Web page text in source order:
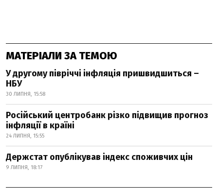
МАТЕРІАЛИ ЗА ТЕМОЮ
У другому півріччі інфляція пришвидшиться –
НБУ
30 ЛИПНЯ, 15:58
Російський центробанк різко підвищив прогноз
інфляції в країні
24 ЛИПНЯ, 15:55
Держстат опублікував індекс споживчих цін
9 ЛИПНЯ, 18:17